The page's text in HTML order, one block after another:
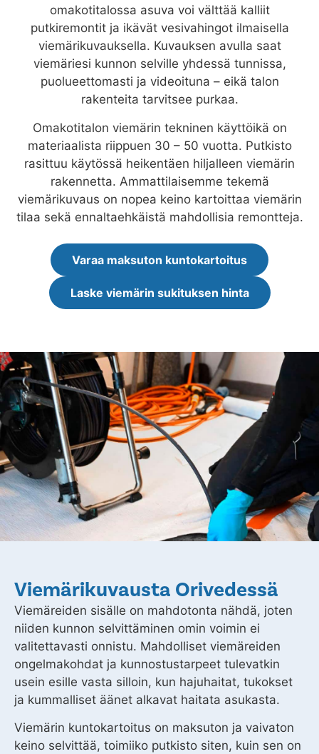
omakotitalossa asuva voi välttää kalliit
putkiremontit ja ikävät vesivahingot ilmaisella
viemärikuvauksella. Kuvauksen avulla saat
viemäriesi kunnon selville yhdessä tunnissa,
puolueettomasti ja videoituna – eikä talon
rakenteita tarvitsee purkaa.
Omakotitalon viemärin tekninen käyttöikä on
materiaalista riippuen 30 – 50 vuotta. Putkisto
rasittuu käytössä heikentäen hiljalleen viemärin
rakennetta. Ammattilaisemme tekemä
viemärikuvaus on nopea keino kartoittaa viemärin
tilaa sekä ennaltaehkäistä mahdollisia remontteja.
Varaa maksuton kuntokartoitus
Laske viemärin sukituksen hinta
Viemärikuvausta Orivedessä
Viemäreiden sisälle on mahdotonta nähdä, joten
niiden kunnon selvittäminen omin voimin ei
valitettavasti onnistu. Mahdolliset viemäreiden
ongelmakohdat ja kunnostustarpeet tulevatkin
usein esille vasta silloin, kun hajuhaitat, tukokset
ja kummalliset äänet alkavat haitata asukasta.
Viemärin kuntokartoitus on maksuton ja vaivaton
keino selvittää, toimiiko putkisto siten, kuin sen on